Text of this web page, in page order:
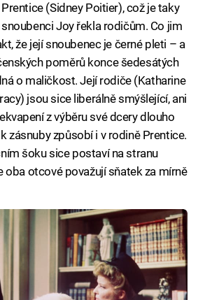
(Sidney Poitier), což je taky
Joy řekla rodičům. Co jim
že její snoubenec je černé pleti – a
poměrů konce šedesátých
o maličkost. Její rodiče (Katharine
jsou sice liberálně smýšlející, ani
z výběru své dcery dlouho
zásnuby způsobí i v rodině Prentice.
šoku sice postaví na stranu
oba otcové považují sňatek za mírně